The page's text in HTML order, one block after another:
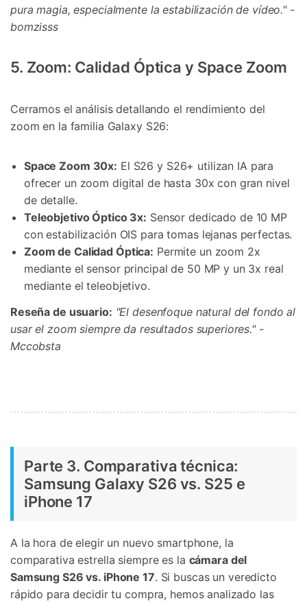
pura magia, especialmente la estabilización de vídeo." -
bomzisss
5. Zoom: Calidad Óptica y Space Zoom
Cerramos el análisis detallando el rendimiento del
zoom en la familia Galaxy S26:
Space Zoom 30x: El S26 y S26+ utilizan IA para
ofrecer un zoom digital de hasta 30x con gran nivel
de detalle.
Teleobjetivo Óptico 3x: Sensor dedicado de 10 MP
con estabilización OIS para tomas lejanas perfectas.
Zoom de Calidad Óptica: Permite un zoom 2x
mediante el sensor principal de 50 MP y un 3x real
mediante el teleobjetivo.
Reseña de usuario: "El desenfoque natural del fondo al
usar el zoom siempre da resultados superiores." -
Mccobsta
Parte 3. Comparativa técnica:
Samsung Galaxy S26 vs. S25 e
iPhone 17
A la hora de elegir un nuevo smartphone, la
comparativa estrella siempre es la cámara del
Samsung S26 vs. iPhone 17. Si buscas un veredicto
rápido para decidir tu compra, hemos analizado las